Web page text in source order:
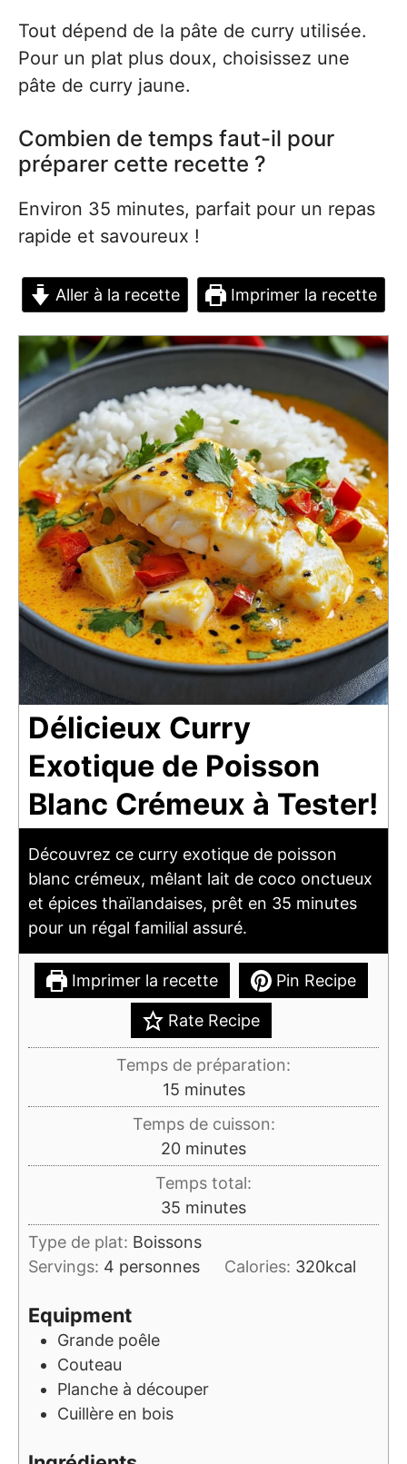
Tout dépend de la pâte de curry utilisée.
Pour un plat plus doux, choisissez une
pâte de curry jaune.
Combien de temps faut-il pour
préparer cette recette ?
Environ 35 minutes, parfait pour un repas
rapide et savoureux !
Aller à la recette Imprimer la recette
Délicieux Curry
Exotique de Poisson
Blanc Crémeux à Tester!
Découvrez ce curry exotique de poisson
blanc crémeux, mêlant lait de coco onctueux
et épices thaïlandaises, prêt en 35 minutes
pour un régal familial assuré.
Imprimer la recette Pin Recipe
Rate Recipe
Temps de préparation:
15minutes
minutes
Temps de cuisson:
20minutes
minutes
Temps total:
35 minutes
minutes
Type de plat: Boissons
Servings: 4 personnes Calories: 320kcal
Equipment
Grande poêle
Couteau
Planche à découper
Cuillère en bois